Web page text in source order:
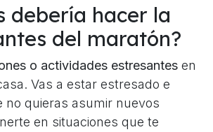
debería hacer la
del maratón?
o actividades estresantes en
Vas a estar estresado e
no quieras asumir nuevos
en situaciones que te